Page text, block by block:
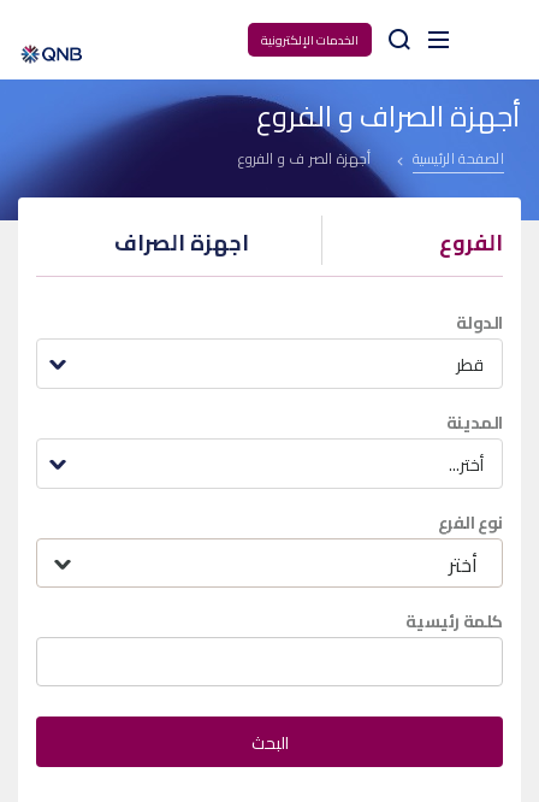
الخدمات الإلكترونية Arama
أجهزة الصراف و الفروع
الصفحة الرئيسية أجهزة الصراف و الفروع
الفروع اجهزة الصراف
الدولة
قطر
المدينة
أختر...
نوع الفرع
كلمة رئيسية
البحث